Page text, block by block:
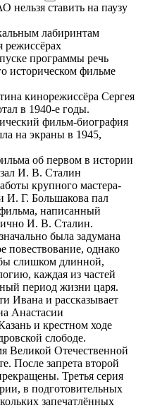
нельзя ставить на паузу
лабиринтам
режиссёрах
программы речь
историческом фильме
кинорежиссёра Сергея
в 1940-е годы.
фильм-биография
на экраны в 1945,
об первом в истории
И. В. Сталин
крупного мастера-
Г. Большакова пал
написанный
И. В. Сталин.
была задумана
повествование, однако
слишком длинной,
каждая из частей
период жизни царя.
Ивана и рассказывает
Анастасии
и крестном ходе
слободе.
Великой Отечественной
После запрета второй
Третья серия
в подготовительных
запечатлённых